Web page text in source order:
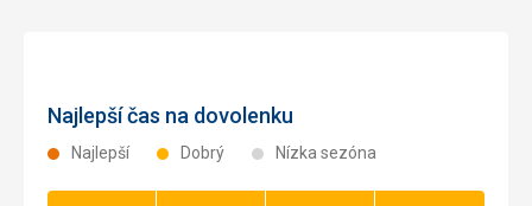
Najlepší čas na dovolenku
Najlepší Dobrý Nízka sezóna